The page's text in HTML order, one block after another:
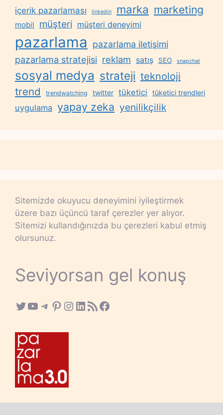
içerik pazarlaması linkedin marka marketing
mobil müşteri müşteri deneyimi
pazarlama
pazarlama iletişimi
pazarlama stratejisi reklam satış SEO snapchat
sosyal medya strateji teknoloji
trend trendwatching twitter tüketici tüketici trendleri
uygulama yapay zeka yenilikçilik
Sitemizde okuyucu deneyimini iyileştirmek
üzere bazı üçüncü taraf çerezler yer alıyor.
Sitemizi kullandığınızda bu çerezleri kabul etmiş
olursunuz.
Seviyorsan gel konuş
Twitter
YouTube
Telegram
Pinterest
Instagram
LinkedIn
RSS FeedFacebook